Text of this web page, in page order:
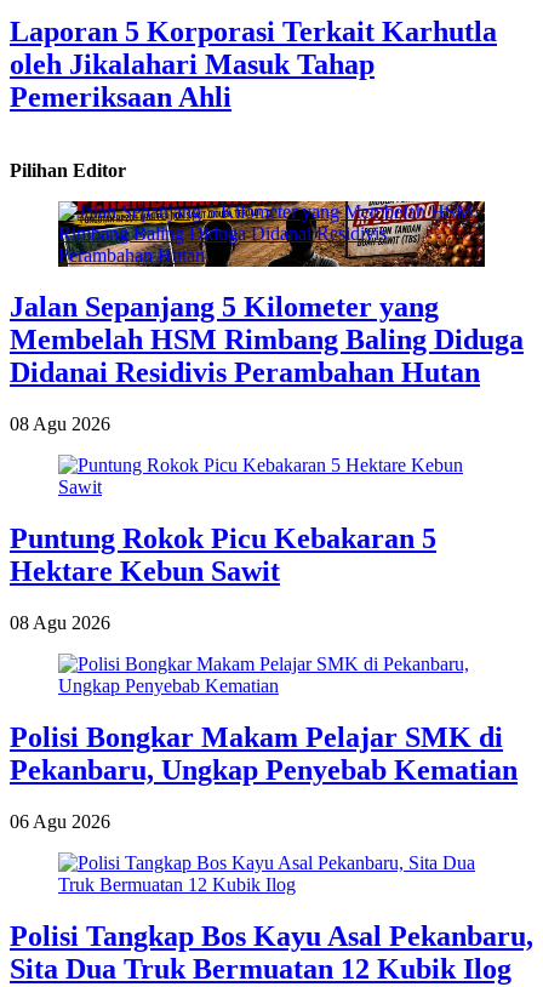
Laporan 5 Korporasi Terkait Karhutla
oleh Jikalahari Masuk Tahap
Pemeriksaan Ahli
Pilihan Editor
Jalan Sepanjang 5 Kilometer yang
Membelah HSM Rimbang Baling Diduga
Didanai Residivis Perambahan Hutan
08 Agu 2026
Puntung Rokok Picu Kebakaran 5
Hektare Kebun Sawit
08 Agu 2026
Polisi Bongkar Makam Pelajar SMK di
Pekanbaru, Ungkap Penyebab Kematian
06 Agu 2026
Polisi Tangkap Bos Kayu Asal Pekanbaru,
Sita Dua Truk Bermuatan 12 Kubik Ilog